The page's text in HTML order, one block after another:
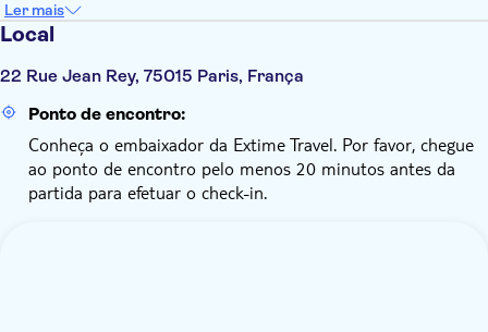
Ler mais
Local
22 Rue Jean Rey, 75015 Paris, França
Ponto de encontro:
Conheça o embaixador da Extime Travel. Por favor, chegue
ao ponto de encontro pelo menos 20 minutos antes da
partida para efetuar o check-in.